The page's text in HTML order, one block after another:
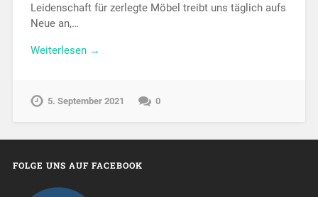
Leidenschaft für zerlegte Möbel treibt uns täglich aufs
Neue an,…
Weiterlesen →
5. September 2021 0
FOLGE UNS AUF FACEBOOK